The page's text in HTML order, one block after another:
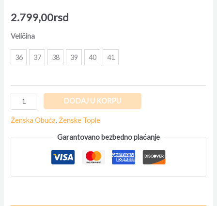
2.799,00rsd
Veličina
36 37 38 39 40 41
DODAJ U KORPU
Ženska Obuća, Ženske Tople
Garantovano bezbedno plaćanje